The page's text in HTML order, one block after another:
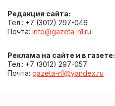
Редакция сайта:
Тел.: +7 (3012) 297-046
Почта: info@gazeta-n1.ru
Реклама на сайте и в газете:
Тел.: +7 (3012) 297-057
Почта: gazeta-n1@yandex.ru